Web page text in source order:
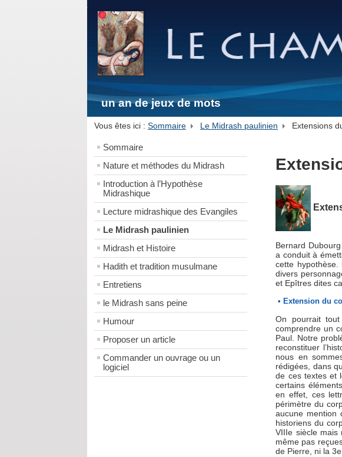
un an de jeux de mots
Vous êtes ici : Sommaire Le Midrash paulinien Extensions
Sommaire
Nature et méthodes du Midrash
Introduction à l’Hypothèse
Midrashique
Lecture midrashique des Evangiles
Le Midrash paulinien
Midrash et Histoire
Hadith et tradition musulmane
Entretiens
le Midrash sans peine
Humour
Proposer un article
Commander un ouvrage ou un
logiciel
Bernard
a conduit à
cette
divers
et Epîtres dites
• Extension du
On pourrait
comprendre un
Paul. Notre
reconstituer
nous en
rédigées, dans
de ces textes et
certains
en effet, ces
périmètre du
aucune mention
historiens du
VIIIe siècle mais
même pas
de Pierre, ni la